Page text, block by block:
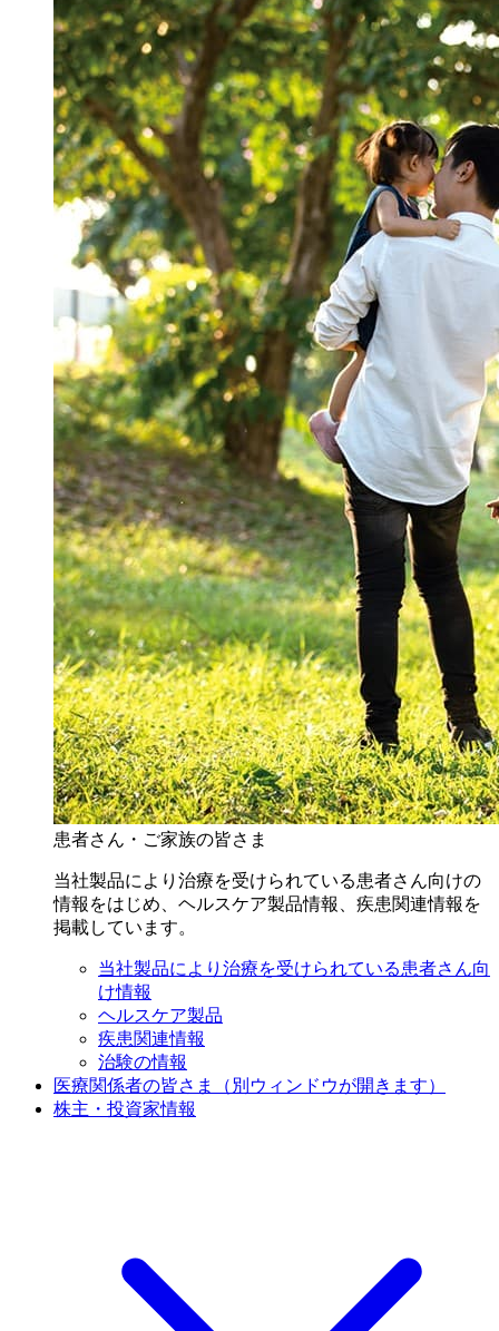
患者さん・ご家族の皆さま
当社製品により治療を受けられている患者さん向けの
情報をはじめ、ヘルスケア製品情報、疾患関連情報を
掲載しています。
当社製品により治療を受けられている患者さん向
け情報
ヘルスケア製品
疾患関連情報
治験の情報
医療関係者の皆さま
（別ウィンドウが開きます）
株主・投資家情報